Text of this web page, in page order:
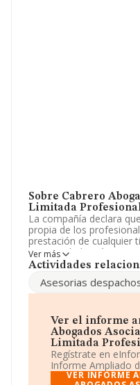
Sobre Cabrero
Limitada
La compañía declara
propia de los
prestación de cualquier
La sociedad está
Sociedad Limitada. Su
actividad en mercados
disposición de
empleados por debajo
Dentro del ranking de
INFORMA, atendiendo
podemos decir de la
Ver más
Actividades
Asesorias
Ver el informe
Abogados
Limitada
Regístrate en
Informe Ampliado
VER INFORME